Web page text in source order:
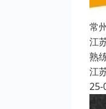
常
江
熟
江
25-